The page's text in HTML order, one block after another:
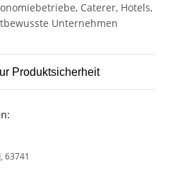
Caterer, Hotels,
Unternehmen
Produktsicherheit
63741